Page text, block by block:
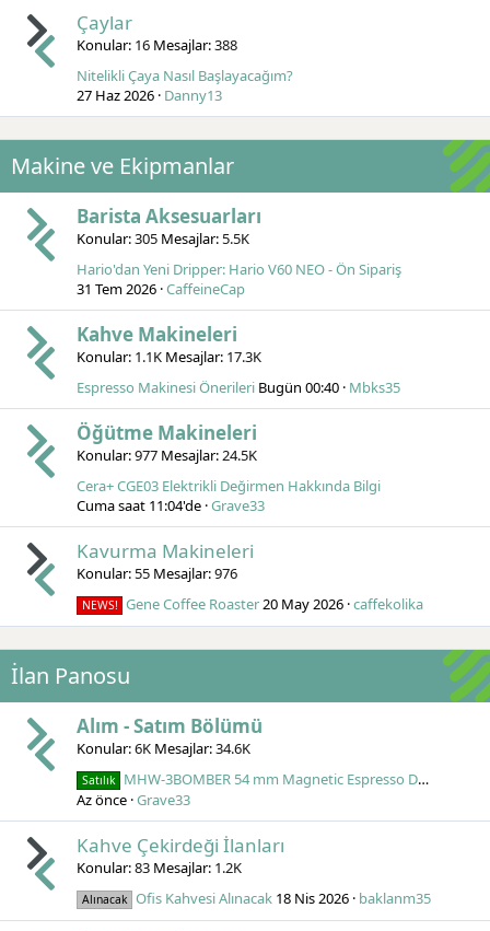
Çaylar
Konular 16 Mesajlar 388
Nitelikli Çaya Nasıl Başlayacağım?
27 Haz 2026 Danny13
Makine ve Ekipmanlar
Barista Aksesuarları
Konular 305 Mesajlar 5.5K
Hario'dan Yeni Dripper: Hario V60 NEO - Ön Sipariş
31 Tem 2026 CaffeineCap
Kahve Makineleri
Konular 1.1K Mesajlar 17.3K
Espresso Makinesi Önerileri Bugün 00:40 Mbks35
Öğütme Makineleri
Konular 977 Mesajlar 24.5K
Cera+ CGE03 Elektrikli Değirmen Hakkında Bilgi
Cuma saat 11:04'de Grave33
Kavurma Makineleri
Konular 55 Mesajlar 976
NEWS! Gene Coffee Roaster20 May 2026 caffekolika
İlan Panosu
Alım - Satım Bölümü
Konular 6K Mesajlar 34.6K
Satılık MHW-3BOMBER 54 mm Magnetic Espresso Dosing Funnel Ring
Az önce Grave33
Kahve Çekirdeği İlanları
Konular 83 Mesajlar 1.2K
Alınacak Ofis Kahvesi Alınacak 18 Nis 2026 baklanm35